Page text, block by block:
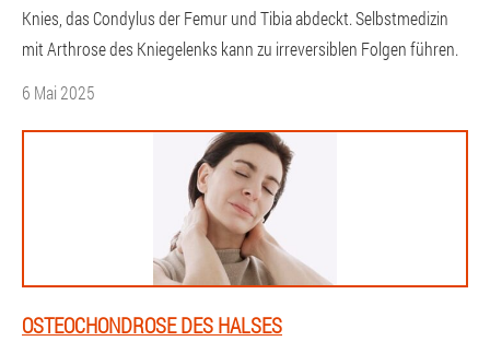
Knies, das Condylus der Femur und Tibia abdeckt. Selbstmedizin
mit Arthrose des Kniegelenks kann zu irreversiblen Folgen führen.
6 Mai 2025
OSTEOCHONDROSE DES HALSES